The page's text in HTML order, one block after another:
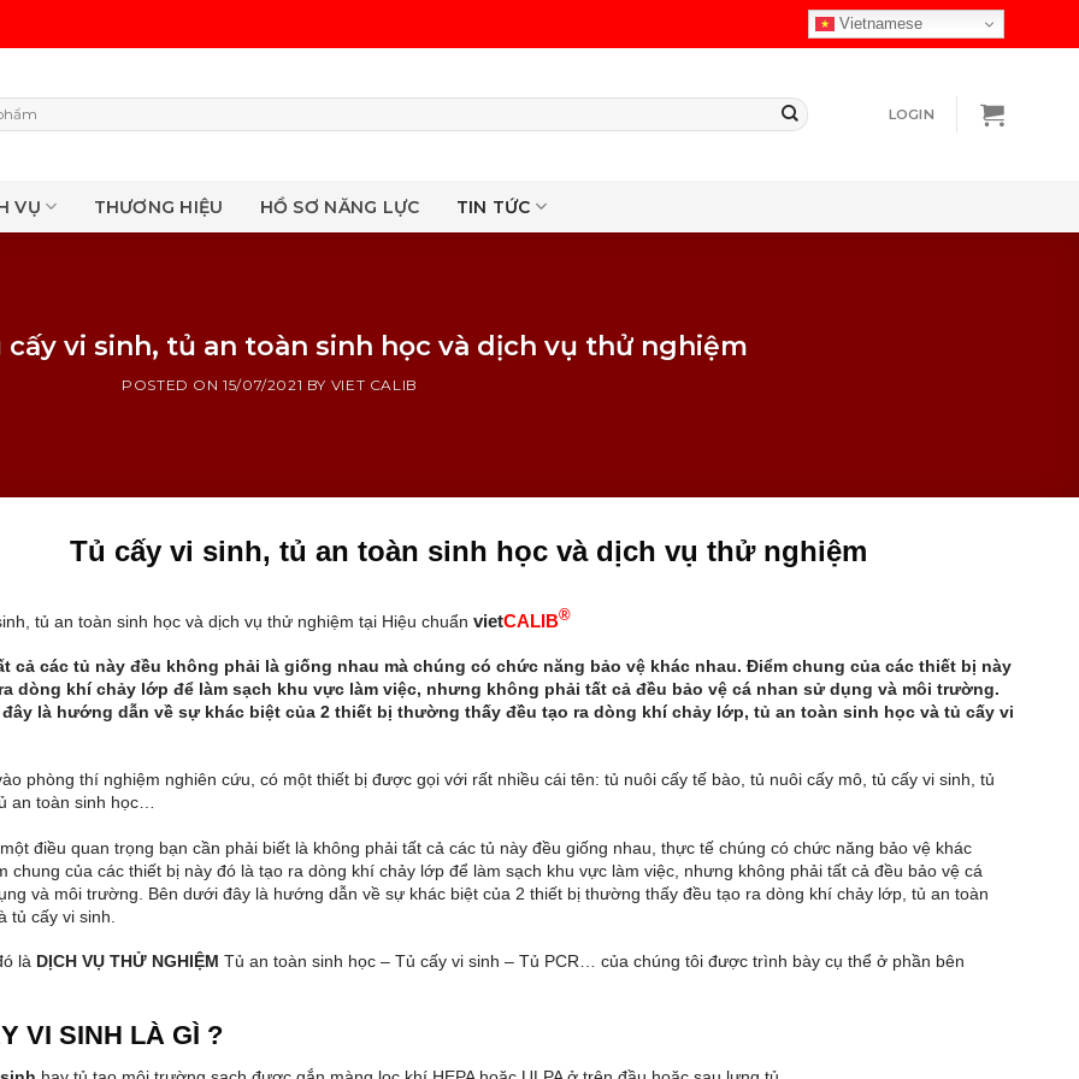
Vietnamese
LOGIN
VỤ THƯƠNG HIỆU HỒ SƠ NĂNG LỰC TIN TỨC
cấy vi sinh, tủ an toàn sinh học và dịch vụ thử nghiệm
POSTED ON15/07/2021 BY VIET CALIB
phần (Single-Component)
đa thành phần (Multi-Component)
Standards GCMS
Standards LCMS
thành phần
Chất chuẩn Phthalates
vệ thực vật Pesticide
(CRM - Certified Reference Materials)
Volume - Flow
Parameter
Time - Frequency
lượng thuốc thú y
sinh (Antibiotics ELISA Test Kits)
(Mycotoxin ELISA Test Kits)
phẩm mật ong (Honey ELISA Test Kits)
phẩm sữa (Milk ELISA Test Kits)
phẩm thịt (Meat ELISA Test Kits)
Thủy Sản (Cá; Tôm...)
dầu ăn (Edible Oil ELISA Test Kits)
gia cầm (Poultry ELISA Test Kits)
sản phẩm trứng (Eggs ELISA Test Kits)
thức ăn chăn nuôi & ngũ cốc
thuốc trừ sâu (Pesticides ELISA Tests)
Tủ cấy vi sinh, tủ an toàn sinh học và dịch vụ thử nghiệm
tủ an toàn sinh học và dịch vụ thử nghiệm tại Hiệu chuẩn vietCALIB®
cả các tủ này đều không phải là giống nhau mà chúng có chức năng bảo vệ khác nhau. Điểm chung của các thiết bị này
dòng khí chảy lớp để làm sạch khu vực làm việc, nhưng không phải tất cả đều bảo vệ cá nhan sử dụng và môi trường.
là hướng dẫn về sự khác biệt của 2 thiết bị thường thấy đều tạo ra dòng khí chảy lớp, tủ an toàn sinh học và tủ cấy vi
phòng thí nghiệm nghiên cứu, có một thiết bị được gọi với rất nhiều cái tên: tủ nuôi cấy tế bào, tủ nuôi cấy mô, tủ cấy vi sinh, tủ
an toàn sinh học…
điều quan trọng bạn cần phải biết là không phải tất cả các tủ này đều giống nhau, thực tế chúng có chức năng bảo vệ khác
chung của các thiết bị này đó là tạo ra dòng khí chảy lớp để làm sạch khu vực làm việc, nhưng không phải tất cả đều bảo vệ cá
và môi trường. Bên dưới đây là hướng dẫn về sự khác biệt của 2 thiết bị thường thấy đều tạo ra dòng khí chảy lớp, tủ an toàn
tủ cấy vi sinh.
là DỊCH VỤ THỬ NGHIỆM Tủ an toàn sinh học – Tủ cấy vi sinh – Tủ PCR… của chúng tôi được trình bày cụ thể ở phần bên
VI SINH LÀ GÌ ?